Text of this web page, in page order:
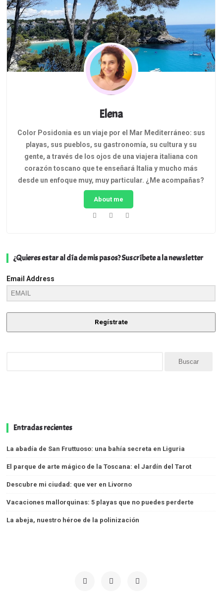
Elena
Color Posidonia es un viaje por el Mar Mediterráneo: sus
playas, sus pueblos, su gastronomía, su cultura y su
gente, a través de los ojos de una viajera italiana con
corazón toscano que te enseñará Italia y mucho más
desde un enfoque muy, muy particular. ¿Me acompañas?
About me
¿Quieres estar al día de mis pasos? Suscríbete a la newsletter
Email Address
Regístrate
Entradas recientes
La abadía de San Fruttuoso: una bahía secreta en Liguria
El parque de arte mágico de la Toscana: el Jardín del Tarot
Descubre mi ciudad: que ver en Livorno
Vacaciones mallorquinas: 5 playas que no puedes perderte
La abeja, nuestro héroe de la polinización